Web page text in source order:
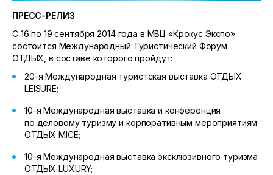
ПРЕСС-РЕЛИЗ
C 16 по 19 сентября 2014 года в МВЦ «Крокус Экспо»
состоится Международный Туристический Форум
ОТДЫХ, в составе которого пройдут:
20-я Международная туристская выставка ОТДЫХ
LEISURE;
10-я Международная выставка и конференция
по деловому туризму и корпоративным мероприятиям
ОТДЫХ MICE;
10-я Международная выставка эксклюзивного туризма
ОТДЫХ LUXURY;